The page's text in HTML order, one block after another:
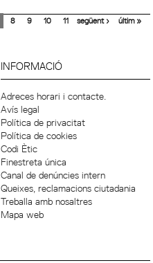
8 9 10 11 següent › últim »
INFORMACIÓ
Adreces horari i contacte.
Avís legal
Política de privacitat
Política de cookies
Codi Ètic
Finestreta única
Canal de denúncies intern
Queixes, reclamacions ciutadania
Treballa amb nosaltres
Mapa web